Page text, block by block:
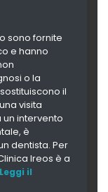
sono fornite
e hanno
o la
il
visita
un intervento
è
dentista. Per
Ireos è a
Leggi il